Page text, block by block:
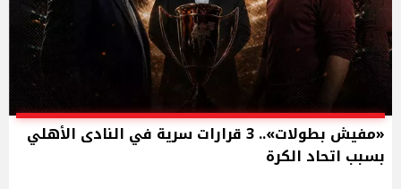
«مفيش بطولات».. 3 قرارات سرية في النادى الأهلي
بسبب اتحاد الكرة